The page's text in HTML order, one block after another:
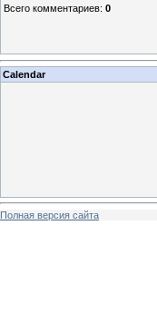
Всего комментариев: 0
Calendar
Полная версия сайта